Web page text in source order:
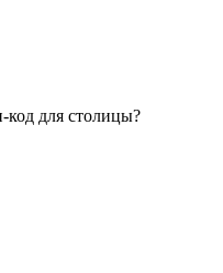
код для столицы?